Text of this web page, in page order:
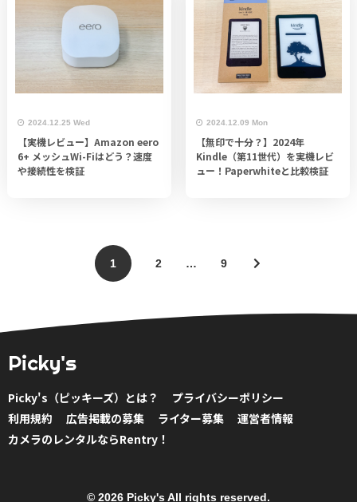
2024.12.25 Wed
【実機レビュー】Amazon eero
6+ メッシュWi-Fiはどう？速度
や接続性を検証
2024.12.09 Mon
【無印で十分？】2024年
Kindle（第11世代）を実機レビ
ュー！Paperwhiteと比較検証
1 2 … 9
Picky's
Picky's（ピッキーズ）とは？
プライバシーポリシー
利用規約
広告掲載の募集 ライター募集
運営者情報
カメラのレンタルならRentry！
© 2026 Picky's All rights reserved.